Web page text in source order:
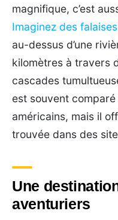
magnifique, c’est
Imaginez des falaises
au-dessus d’une
kilomètres à travers
cascades
est souvent
américains, mais il
trouvée dans des
Une
aventuriers